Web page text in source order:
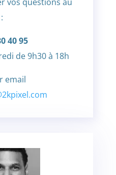
:
40 95
de 9h30 à 18h
email